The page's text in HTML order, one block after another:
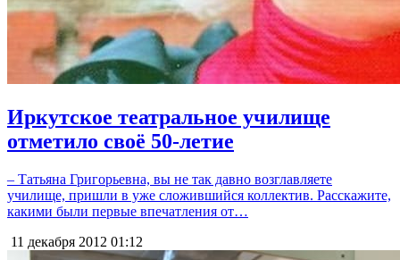
Иркутское театральное училище
отметило своё 50-летие
– Татьяна Григорьевна, вы не так давно возглавляете
училище, пришли в уже сложившийся коллектив. Расскажите,
какими были первые впечатления от…
11 декабря 2012 01:12